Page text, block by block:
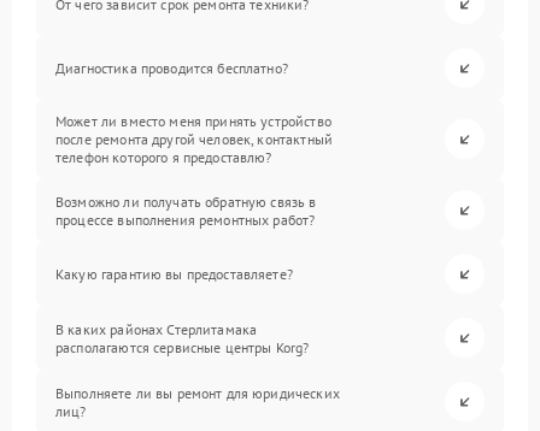
От чего зависит срок ремонта техники?
Диагностика проводится бесплатно?
Может ли вместо меня принять устройство
после ремонта другой человек, контактный
телефон которого я предоставлю?
Возможно ли получать обратную связь в
процессе выполнения ремонтных работ?
Какую гарантию вы предоставляете?
В каких районах Стерлитамака
располагаются сервисные центры Korg?
Выполняете ли вы ремонт для юридических
лиц?